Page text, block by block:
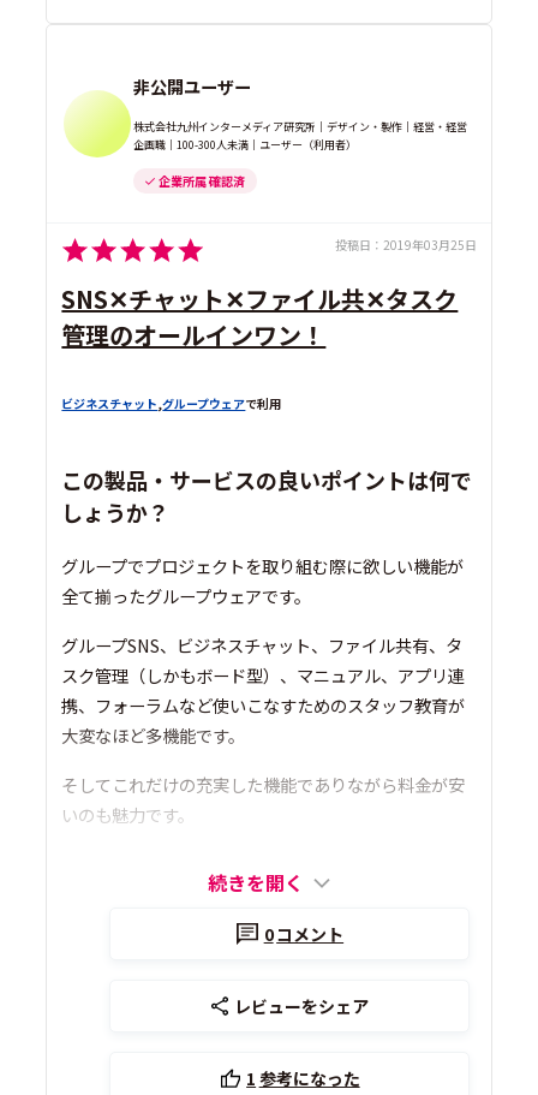
非公開ユーザー
株式会社九州インターメディア研究所｜デザイン・製作｜経営・経営
企画職｜100-300人未満｜ユーザー（利用者）
企業所属 確認済
投稿日： 2019年03月25日
SNS✕チャット✕ファイル共✕タスク
管理のオールインワン！
ビジネスチャット,グループウェアで利用
この製品・サービスの良いポイントは何で
しょうか？
グループでプロジェクトを取り組む際に欲しい機能が
全て揃ったグループウェアです。
グループSNS、ビジネスチャット、ファイル共有、タ
スク管理（しかもボード型）、マニュアル、アプリ連
携、フォーラムなど使いこなすためのスタッフ教育が
大変なほど多機能です。
そしてこれだけの充実した機能でありながら料金が安
いのも魅力です。
続きを開く
0コメント
レビューをシェア
1 参考になった